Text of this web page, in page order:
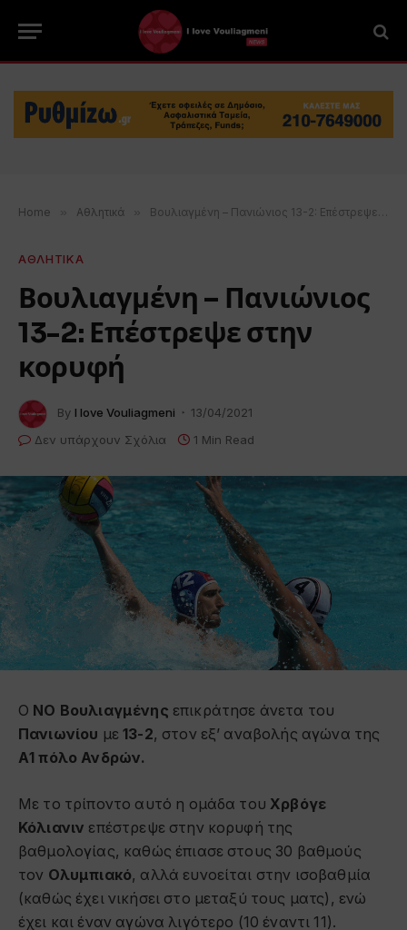
Home » Αθλητικά » Βουλιαγμένη – Πανιώνιος 13-2: Επέστρεψε στην κορυφή
ΑΘΛΗΤΙΚΑ
Βουλιαγμένη – Πανιώνιος
13-2: Επέστρεψε στην
κορυφή
By I love Vouliagmeni
13/04/2021
Δεν υπάρχουν Σχόλια
1 Min Read
Ο ΝΟ Βουλιαγμένης επικράτησε άνετα του
Πανιωνίου με13-2, στον εξ’ αναβολής αγώνα της
Α1 πόλο Ανδρών.
Με το τρίποντο αυτό η ομάδα του Χρβόγε
Κόλιανιν επέστρεψε στην κορυφή της
βαθμολογίας, καθώς έπιασε στους 30 βαθμούς
τον Ολυμπιακό, αλλά ευνοείται στην ισοβαθμία
(καθώς έχει νικήσει στο μεταξύ τους ματς), ενώ
έχει και έναν αγώνα λιγότερο (10 έναντι 11).